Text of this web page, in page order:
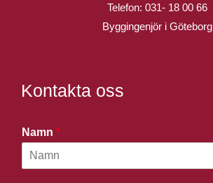
Telefon: 031- 18 00 66
Byggingenjör i Göteborg
Kontakta oss
Namn *